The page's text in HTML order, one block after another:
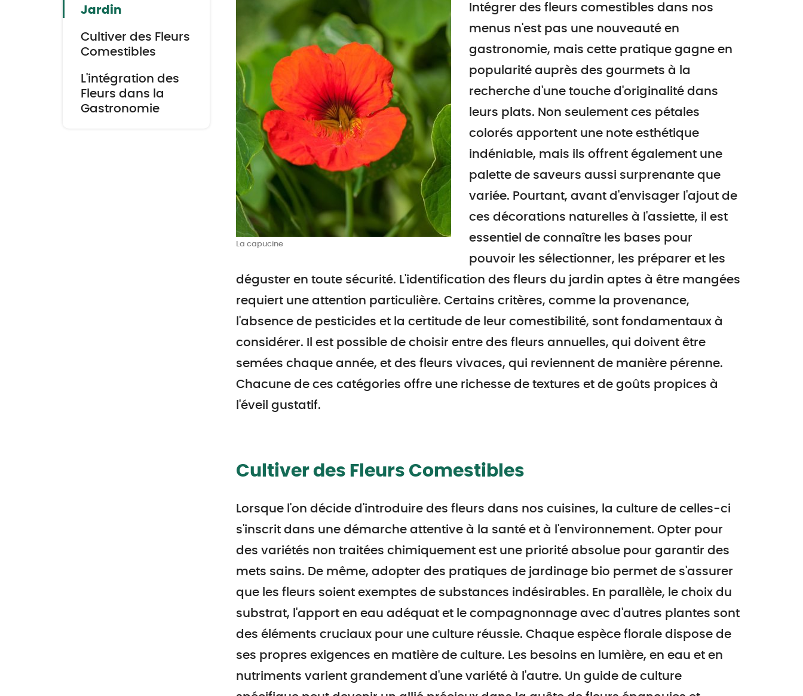
Jardin
Cultiver des Fleurs
Comestibles
L'intégration des
Fleurs dans la
Gastronomie
La capucine
Intégrer des fleurs comestibles dans nos
menus n'est pas une nouveauté en
gastronomie, mais cette pratique gagne en
popularité auprès des gourmets à la
recherche d'une touche d'originalité dans
leurs plats. Non seulement ces pétales
colorés apportent une note esthétique
indéniable, mais ils offrent également une
palette de saveurs aussi surprenante que
variée. Pourtant, avant d'envisager l'ajout de
ces décorations naturelles à l'assiette, il est
essentiel de connaître les bases pour
pouvoir les sélectionner, les préparer et les
déguster en toute sécurité. L'identification des fleurs du jardin aptes à être mangées
requiert une attention particulière. Certains critères, comme la provenance,
l'absence de pesticides et la certitude de leur comestibilité, sont fondamentaux à
considérer. Il est possible de choisir entre des fleurs annuelles, qui doivent être
semées chaque année, et des fleurs vivaces, qui reviennent de manière pérenne.
Chacune de ces catégories offre une richesse de textures et de goûts propices à
l'éveil gustatif.
Cultiver des Fleurs Comestibles
Lorsque l'on décide d'introduire des fleurs dans nos cuisines, la culture de celles-ci
s'inscrit dans une démarche attentive à la santé et à l'environnement. Opter pour
des variétés non traitées chimiquement est une priorité absolue pour garantir des
mets sains. De même, adopter des pratiques de jardinage bio permet de s'assurer
que les fleurs soient exemptes de substances indésirables. En parallèle, le choix du
substrat, l'apport en eau adéquat et le compagnonnage avec d'autres plantes sont
des éléments cruciaux pour une culture réussie. Chaque espèce florale dispose de
ses propres exigences en matière de culture. Les besoins en lumière, en eau et en
nutriments varient grandement d'une variété à l'autre. Un guide de culture